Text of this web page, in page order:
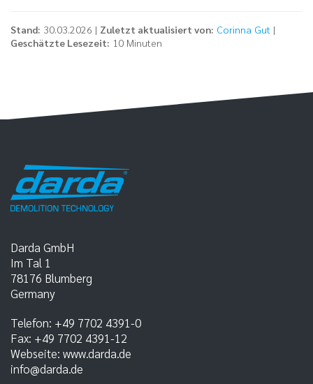
Stand: 30.03.2026 | Zuletzt aktualisiert von: Corinna Gut |
Geschätzte Lesezeit: 10 Minuten
Darda GmbH
Im Tal 1
78176 Blumberg
Germany
Telefon: +49 7702 4391-0
Fax: +49 7702 4391-12
Webseite: www.darda.de
info@darda.de